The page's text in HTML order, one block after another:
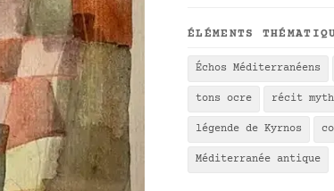
ÉLÉMENTS
Échos Méditerranéens
tons ocre récit
légende de Kyrnos
Méditerranée antique